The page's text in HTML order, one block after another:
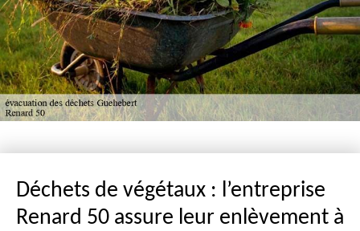
Déchets de végétaux : l’entreprise
Renard 50 assure leur enlèvement à